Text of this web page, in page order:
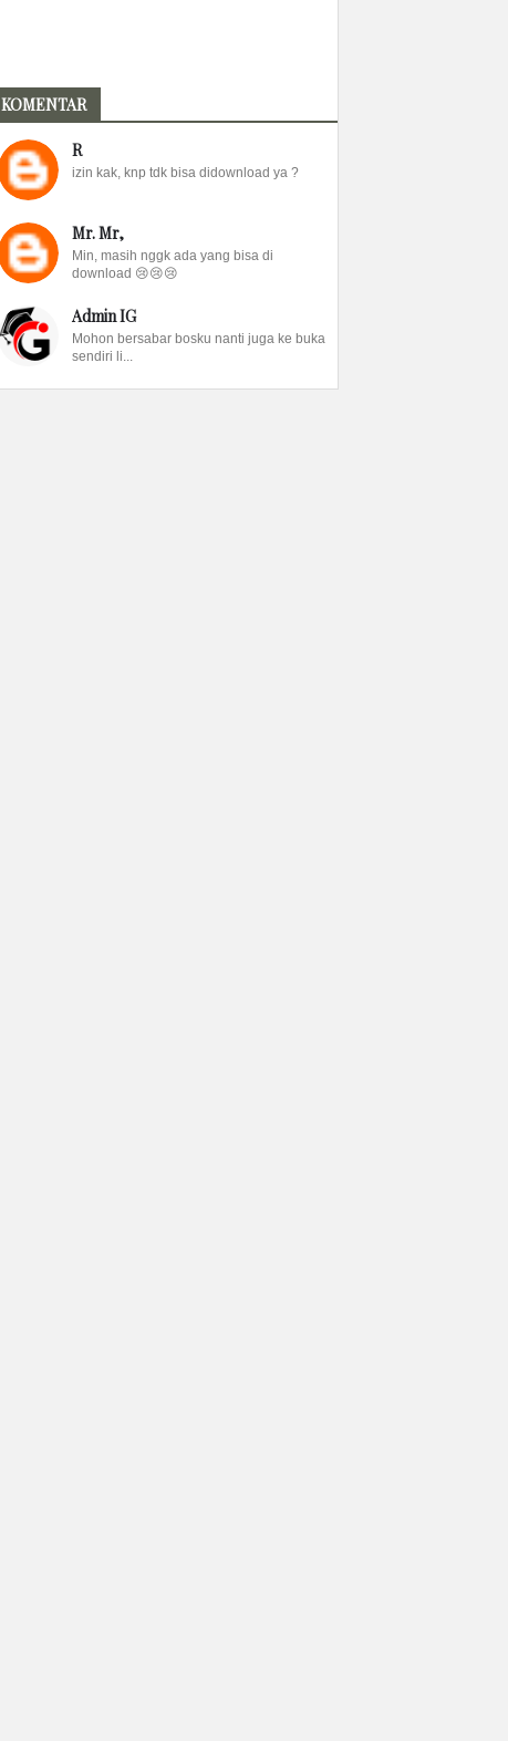
KOMENTAR
R
izin kak, knp tdk bisa didownload ya ?
Mr. Mr,
Min, masih nggk ada yang bisa di
download 😢😢😢
Admin IG
Mohon bersabar bosku nanti juga ke buka
sendiri li...